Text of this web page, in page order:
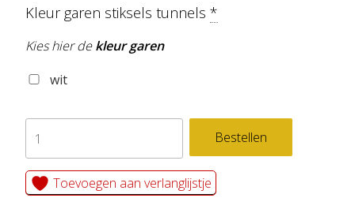
Kleur garen stiksels tunnels *
Kies hier dekleur garen
wit
textielposter
PIERO
aantal
Bestellen
Toevoegen aan verlanglijstje